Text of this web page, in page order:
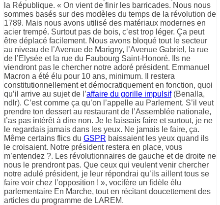
la République. « On vient de finir les barricades. Nous nous
sommes basés sur des modèles du temps de la révolution de
1789. Mais nous avons utilisé des matériaux modernes en
acier trempé. Surtout pas de bois, c’est trop léger. Ça peut
être déplacé facilement. Nous avons bloqué tout le secteur
au niveau de l’Avenue de Marigny, l’Avenue Gabriel, la rue
de l’Elysée et la rue du Faubourg Saint-Honoré. Ils ne
viendront pas le chercher notre adoré président. Emmanuel
Macron a été élu pour 10 ans, minimum. Il restera
constitutionnellement et démocratiquement en fonction, quoi
qu’il arrive au sujet de l’affaire du gorille impulsif(Benalla,
ndlr). C’est comme ça qu’on l’appelle au Parlement. S’il veut
prendre ton dessert au restaurant de l’Assemblée nationale,
t’as pas intérêt à dire non. Je le laissais faire et surtout, je ne
le regardais jamais dans les yeux. Ne jamais le faire, ça.
Même certains flics du GSPR baissaient les yeux quand ils
le croisaient. Notre président restera en place, vous
m’entendez ?. Les révolutionnaires de gauche et de droite ne
nous le prendront pas. Que ceux qui veulent venir chercher
notre adulé président, je leur répondrai qu’ils aillent tous se
faire voir chez l’opposition ! », vocifère un fidèle élu
parlementaire En Marche, tout en récitant doucettement des
articles du programme de LAREM.